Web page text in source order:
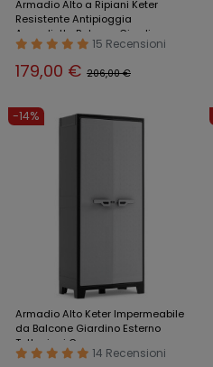
Armadio Alto a Ripiani Keter
Resistente Antipioggia
Armadietto Balcone Giardino
15 Recensioni
179,00 € 206,00 €
-14%
Armadio Alto Keter Impermeabile
da Balcone Giardino Esterno
Tuttopiani Garage
14 Recensioni